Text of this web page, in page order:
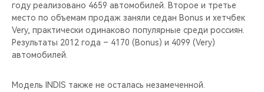
НОВИНКИ
БЛАГОТВОРИТЕЛЬНОСТЬ
CHERY REMOTE
году реализовано 4659 автомобилей. Второе и третье
место по объемам продаж заняли седан Bonus и хетчбек
Very, практически одинаково популярные среди россиян.
Результаты 2012 года – 4170 (Bonus) и 4099 (Very)
автомобилей.
Модель INDIS также не осталась незамеченной.